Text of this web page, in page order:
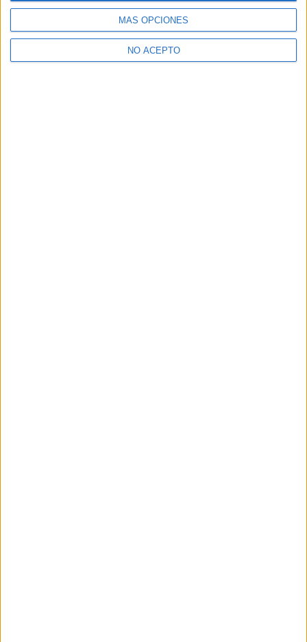
MÁS OPCIONES
NO ACEPTO